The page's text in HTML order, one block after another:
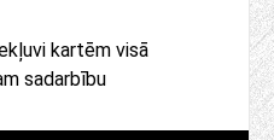
kartēm visā
sadarbību